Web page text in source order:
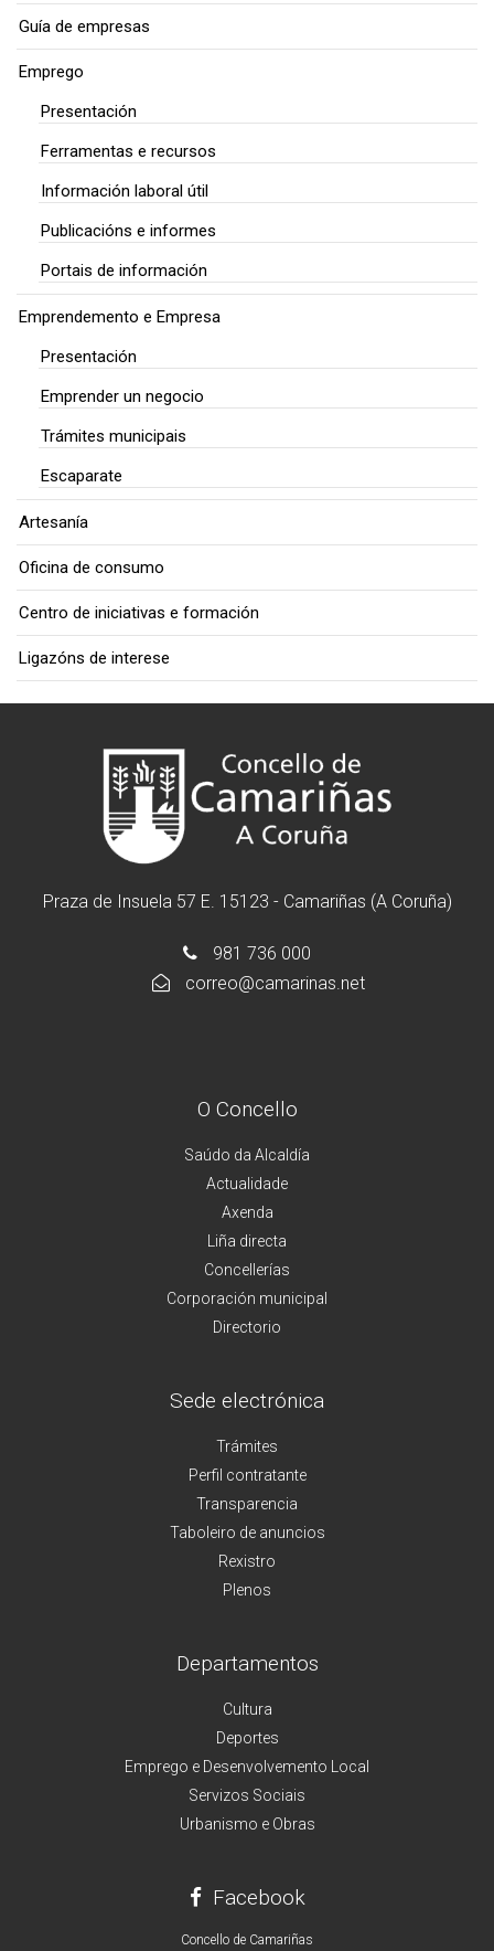
Guía de empresas
Emprego
Presentación
Ferramentas e recursos
Información laboral útil
Publicacións e informes
Portais de información
Emprendemento e Empresa
Presentación
Emprender un negocio
Trámites municipais
Escaparate
Artesanía
Oficina de consumo
Centro de iniciativas e formación
Ligazóns de interese
Praza de Insuela 57 E. 15123 - Camariñas (A Coruña)
981 736 000
correo@camarinas.net
O Concello
Saúdo da Alcaldía
Actualidade
Axenda
Liña directa
Concellerías
Corporación municipal
Directorio
Sede electrónica
Trámites
Perfil contratante
Transparencia
Taboleiro de anuncios
Rexistro
Plenos
Departamentos
Cultura
Deportes
Emprego e Desenvolvemento Local
Servizos Sociais
Urbanismo e Obras
Facebook
Concello de Camariñas